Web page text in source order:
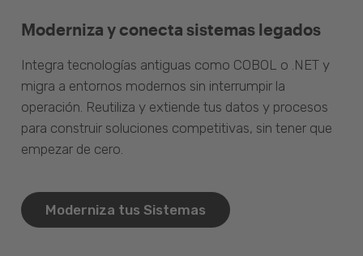
Moderniza y conecta sistemas legados
Integra tecnologías antiguas como COBOL o .NET y
migra a entornos modernos sin interrumpir la
operación. Reutiliza y extiende tus datos y procesos
para construir soluciones competitivas, sin tener que
empezar de cero.
Moderniza tus Sistemas